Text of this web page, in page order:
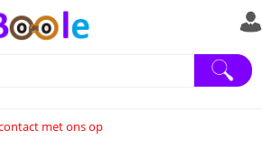
met ons op